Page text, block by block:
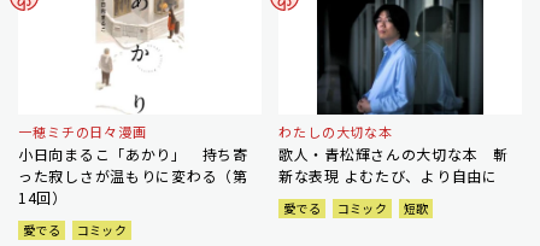
一穂ミチの日々漫画
小日向まるこ「あかり」 持ち寄
った寂しさが温もりに変わる（第
14回）
愛でる
コミック
わたしの大切な本
歌人・青松輝さんの大切な本 斬
新な表現 よむたび、より自由に
愛でる コミック 短歌